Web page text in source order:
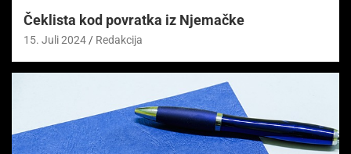
Čeklista kod povratka iz Njemačke
15. Juli 2024 Redakcija